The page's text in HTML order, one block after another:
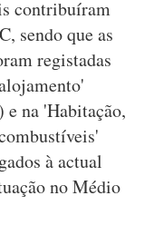
contribuíram
sendo que as
registadas
na 'Habitação,
à actual
no Médio